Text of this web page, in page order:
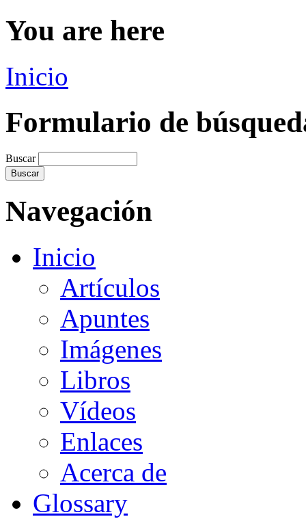
You are here
Inicio
Formulario de
Buscar
Navegación
Inicio
Artículos
Apuntes
Imágenes
Libros
Vídeos
Enlaces
Acerca de
Glossary